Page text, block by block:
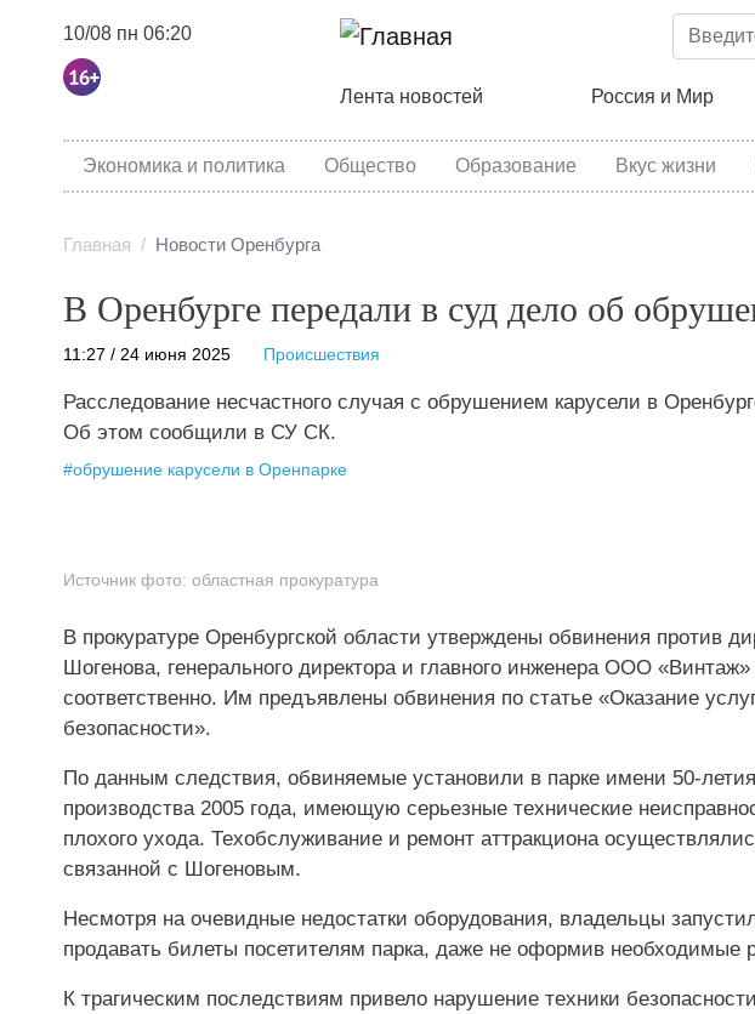
10/08 пн 06:20
Основная навигация
Лента новостей Россия и Мир
category menu
Экономика и политика Общество Образование Вкус жизни
Главная Новости Оренбурга
В Оренбурге передали в суд дело об
11:27 / 24 июня 2025 Происшествия
Расследование несчастного случая с обрушением карусели в
Об этом сообщили в СУ СК.
#обрушение карусели в Оренпарке
Источник фото: областная прокуратура
В прокуратуре Оренбургской области утверждены обвинения против
Шогенова, генерального директора и главного инженера ООО
соответственно. Им предъявлены обвинения по статье «Оказание
безопасности».
По данным следствия, обвиняемые установили в парке имени 50-
производства 2005 года, имеющую серьезные технические
плохого ухода. Техобслуживание и ремонт аттракциона
связанной с Шогеновым.
Несмотря на очевидные недостатки оборудования, владельцы
продавать билеты посетителям парка, даже не оформив необходимые
К трагическим последствиям привело нарушение техники